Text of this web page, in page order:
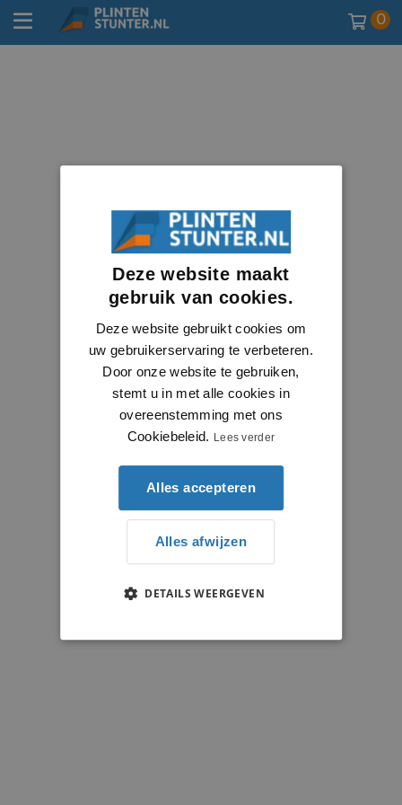
0
Deze website maakt
gebruik van cookies.
Deze website gebruikt cookies om
uw gebruikerservaring te verbeteren.
Door onze website te gebruiken,
stemt u in met alle cookies in
overeenstemming met ons
Cookiebeleid. Lees verder
Alles accepteren
Alles afwijzen
DETAILS WEERGEVEN